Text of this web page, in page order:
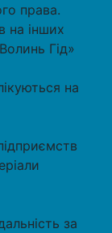
права.
на інших
Гід»
на
за